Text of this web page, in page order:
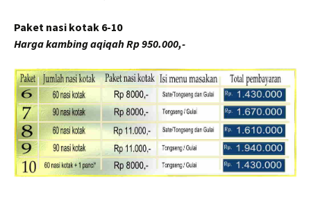
Paket nasi kotak 6-10
Harga kambing aqiqah Rp 950.000,-